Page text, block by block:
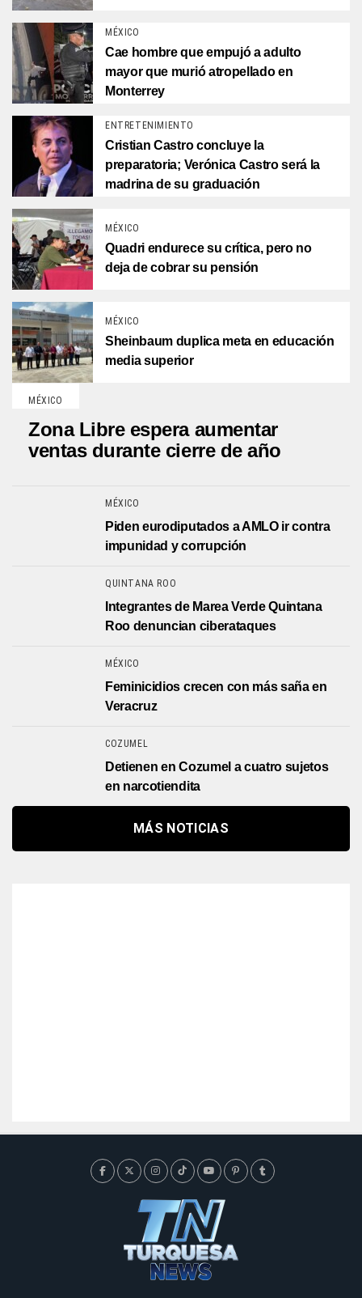
MÉXICO
Cae hombre que empujó a adulto
mayor que murió atropellado en
Monterrey
ENTRETENIMIENTO
Cristian Castro concluye la
preparatoria; Verónica Castro será la
madrina de su graduación
MÉXICO
Quadri endurece su crítica, pero no
deja de cobrar su pensión
MÉXICO
Sheinbaum duplica meta en educación
media superior
MÉXICO
Zona Libre espera aumentar
ventas durante cierre de año
MÉXICO
Piden eurodiputados a AMLO ir contra
impunidad y corrupción
QUINTANA ROO
Integrantes de Marea Verde Quintana
Roo denuncian ciberataques
MÉXICO
Feminicidios crecen con más saña en
Veracruz
COZUMEL
Detienen en Cozumel a cuatro sujetos
en narcotiendita
MÁS NOTICIAS